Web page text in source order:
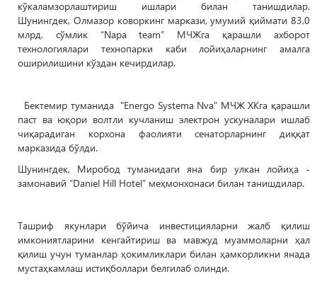
кўкаламзорлаштириш ишлари билан танишдилар.
Шунингдек, Олмазор коворкинг маркази, умумий қиймати 83,0
млрд. сўмлик “Napa team” МЧЖга қарашли ахборот
технологиялари технопарки каби лойиҳаларнинг амалга
оширилишини кўздан кечирдилар.
Бектемир туманида "Energo Systema Nva" МЧЖ ХКга қарашли
паст ва юқори волтли кучланиш электрон ускуналари ишлаб
чиқарадиган корхона фаолияти сенаторларнинг диққат
марказида бўлди.
Шунингдек, Миробод туманидаги яна бир улкан лойиҳа -
замонавий “Daniel Hill Hotel” меҳмонхонаси билан танишдилар.
Ташриф якунлари бўйича инвестицияларни жалб қилиш
имкониятларини кенгайтириш ва мавжуд муаммоларни ҳал
қилиш учун туманлар ҳокимликлари билан ҳамкорликни янада
мустаҳкамлаш истиқболлари белгилаб олинди.